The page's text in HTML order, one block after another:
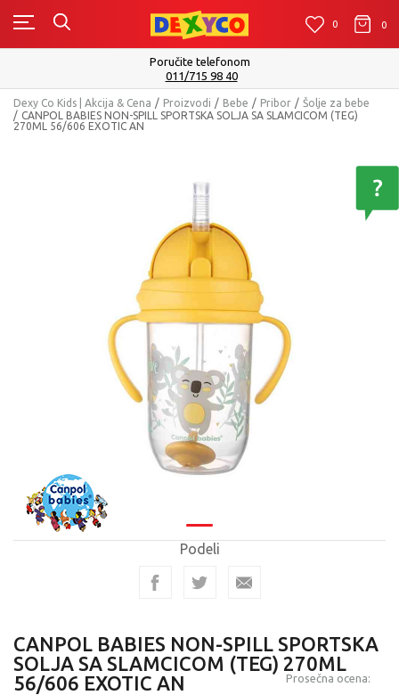
0 0 0
Poručite telefonom
011/715 98 40
Dexy Co Kids | Akcija & Cena Proizvodi Bebe Pribor
Šolje za bebe
CANPOL BABIES NON-SPILL SPORTSKA SOLJA SA SLAMCICOM (TEG)
270ML 56/606 EXOTIC AN
Podeli
CANPOL BABIES NON-SPILL SPORTSKA
SOLJA SA SLAMCICOM (TEG) 270ML
56/606 EXOTIC AN
Prosečna ocena: